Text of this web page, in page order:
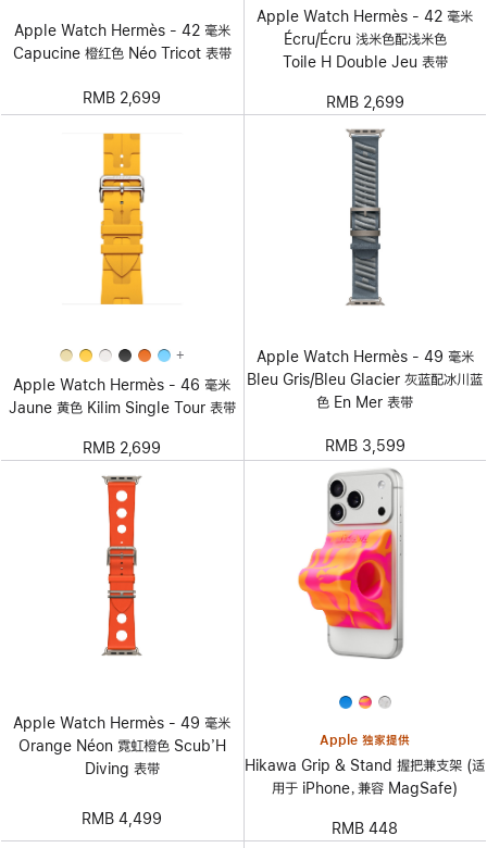
Apple Watch Hermès - 42 毫米
Capucine 橙红色 Néo Tricot 表带
RMB 2,699
Apple Watch Hermès - 42 毫米
Écru/Écru 浅米色配浅米色
Toile H Double Jeu 表带
RMB 2,699
+
Apple Watch Hermès - 46 毫米
Jaune 黄色 Kilim Single Tour 表带
RMB 2,699
Apple Watch Hermès - 49 毫米
Bleu Gris/Bleu Glacier 灰蓝配冰川蓝
色 En Mer 表带
RMB 3,599
Apple Watch Hermès - 49 毫米
Orange Néon 霓虹橙色 Scub’H
Diving 表带
RMB 4,499
Apple 独家提供
Hikawa Grip & Stand 握把兼支架 (适
用于 iPhone，兼容 MagSafe)
RMB 448